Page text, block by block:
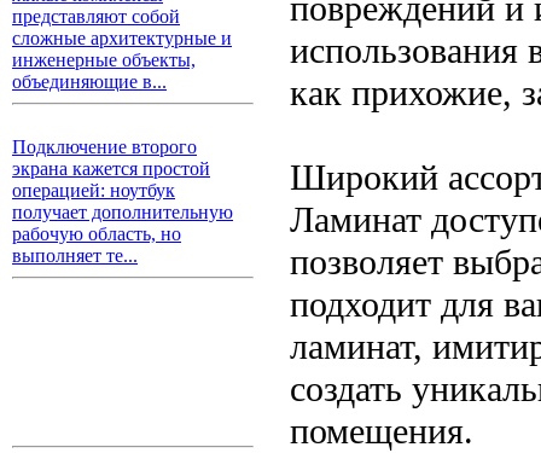
представляют собой
сложные архитектурные и
инженерные объекты,
объединяющие в...
Подключение второго
экрана кажется простой
операцией: ноутбук
получает дополнительную
рабочую область, но
выполняет те...
повреждений и
использования
как прихожие,
Широкий
Ламинат
позволяет
подходит для
ламинат,
создать
помещения.